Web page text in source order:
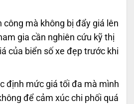
mà không bị đẩy giá lên
gia cần nghiên cứu kỹ thị
của biển số xe đẹp trước khi
định mức giá tối đa mà mình
để cảm xúc chi phối quá